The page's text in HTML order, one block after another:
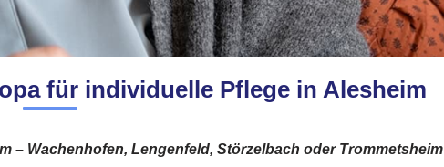
für individuelle Pflege in Alesheim
– Wachenhofen, Lengenfeld, Störzelbach oder Trommetsheim